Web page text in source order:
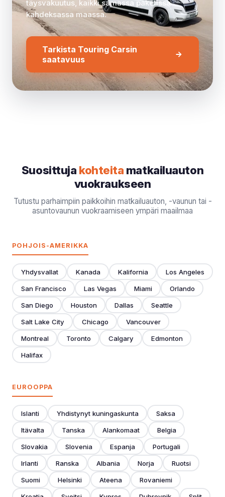
mallia ennen varauksen vahvistamista.
täysvakuutus, kaikki samassa paketissa
kahdeksassa maassa.
Tarkista Touring Carsin
saatavuus
Suosittuja kohteita matkailuauton
vuokraukseen
Tutustu parhaimpiin paikkoihin matkailuauton, -vaunun tai -
asuntovaunun vuokraamiseen ympäri maailmaa
POHJOIS-AMERIKKA
Yhdysvallat Kanada Kalifornia Los Angeles
San Francisco Las Vegas Miami Orlando
San Diego Houston Dallas Seattle
Salt Lake City Chicago Vancouver
Montreal Toronto Calgary Edmonton
Halifax
EUROOPPA
Islanti Yhdistynyt kuningaskunta Saksa
Itävalta Tanska Alankomaat Belgia
Slovakia Slovenia Espanja Portugali
Irlanti Ranska Albania Norja Ruotsi
Suomi Helsinki Ateena Rovaniemi